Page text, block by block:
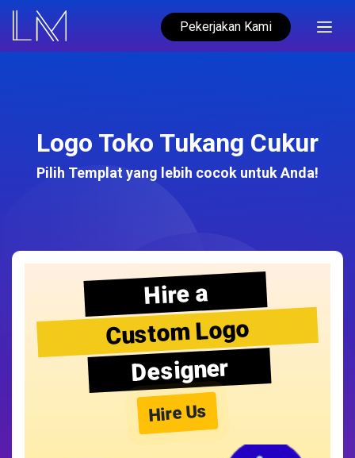
Pekerjakan Kami
Logo Toko Tukang Cukur
Pilih Templat yang lebih cocok untuk Anda!
Hire a
Custom Logo
Designer
Hire Us